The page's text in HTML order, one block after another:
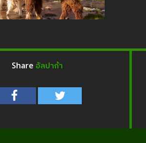
Share อัลปาก้า